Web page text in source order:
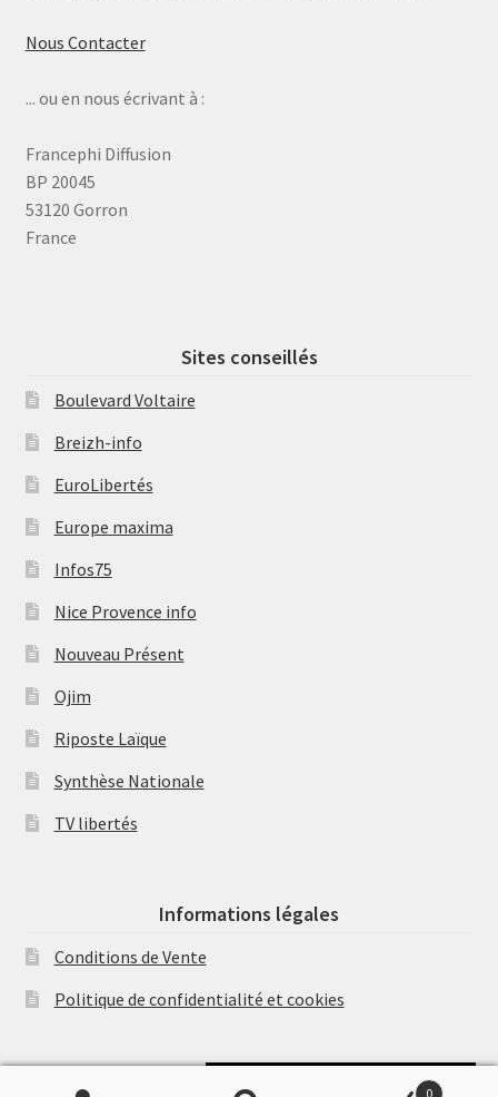
Nous Contacter
... ou en nous écrivant à :
Francephi Diffusion
BP 20045
53120 Gorron
France
Sites conseillés
Boulevard Voltaire
Breizh-info
EuroLibertés
Europe maxima
Infos75
Nice Provence info
Nouveau Présent
Ojim
Riposte Laïque
Synthèse Nationale
TV libertés
Informations légales
Conditions de Vente
Politique de confidentialité et cookies
0
Soutenir Philippe Randa